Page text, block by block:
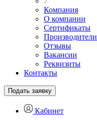
Компания
О компании
Сертификаты
Производители
Отзывы
Вакансии
Реквизиты
Контакты
Подать заявку
Кабинет